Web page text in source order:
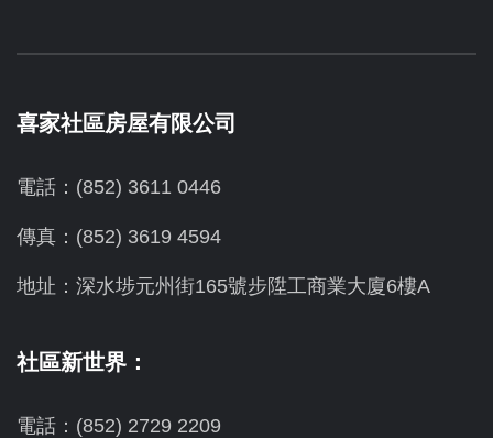
喜家社區房屋有限公司
電話：(852) 3611 0446
傳真：(852) 3619 4594
地址： 深水埗元州街165號步陞工商業大廈6樓A
社區新世界：
電話：(852) 2729 2209